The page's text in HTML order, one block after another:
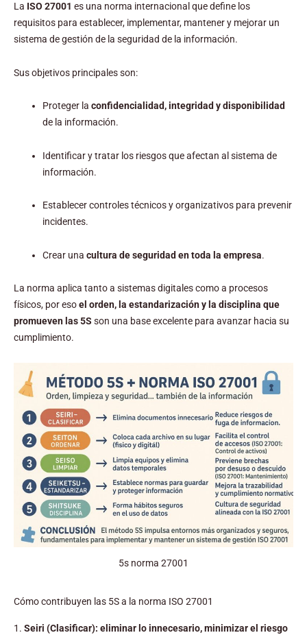
La ISO 27001 es una norma internacional que define los
requisitos para establecer, implementar, mantener y mejorar un
sistema de gestión de la seguridad de la información.
Sus objetivos principales son:
Proteger la confidencialidad, integridad y disponibilidad
de la información.
Identificar y tratar los riesgos que afectan al sistema de
información.
Establecer controles técnicos y organizativos para prevenir
incidentes.
Crear una cultura de seguridad en toda la empresa.
La norma aplica tanto a sistemas digitales como a procesos
físicos, por esoel orden, la estandarización y la disciplina que
promueven las 5S son una base excelente para avanzar hacia su
cumplimiento.
5s norma 27001
Cómo contribuyen las 5S a la norma ISO 27001
1. Seiri (Clasificar): eliminar lo innecesario, minimizar el riesgo